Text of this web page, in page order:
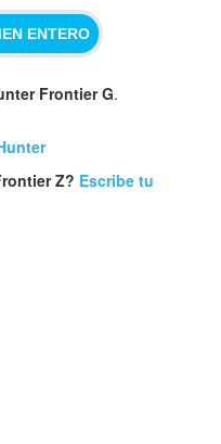
ENTERO
Frontier G.
Z? Escribe tu